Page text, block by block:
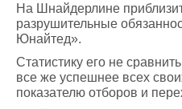
На Шнайдерлине
разрушительные
Юнайтед».
Статистику его не
все же успешнее всех
показателю отборов и